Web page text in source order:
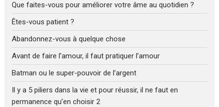
Que faites-vous pour améliorer votre âme au quotidien ?
Êtes-vous patient ?
Abandonnez-vous à quelque chose
Avant de faire l’amour, il faut pratiquer l’amour
Batman ou le super-pouvoir de l’argent
Il y a 5 piliers dans la vie et pour réussir, il ne faut en
permanence qu’en choisir 2